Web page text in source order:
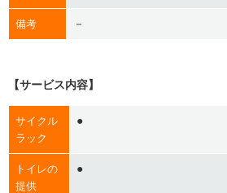
備考 －
【サービス内容】
サイクル
ラック
●
トイレの
提供
●